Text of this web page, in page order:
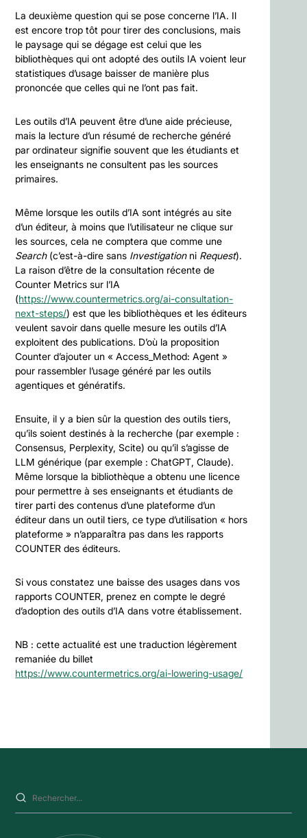
La deuxième question qui se pose concerne l’IA. Il
est encore trop tôt pour tirer des conclusions, mais
le paysage qui se dégage est celui que les
bibliothèques qui ont adopté des outils IA voient leur
statistiques d’usage baisser de manière plus
prononcée que celles qui ne l’ont pas fait.
Les outils d’IA peuvent être d’une aide précieuse,
mais la lecture d’un résumé de recherche généré
par ordinateur signifie souvent que les étudiants et
les enseignants ne consultent pas les sources
primaires.
Même lorsque les outils d’IA sont intégrés au site
d’un éditeur, à moins que l’utilisateur ne clique sur
les sources, cela ne comptera que comme une
Search(c’est-à-dire sans Investigationni Request).
La raison d’être de la consultation récente de
Counter Metrics sur l’IA
(https://www.countermetrics.org/ai-consultation-
next-steps/) est que les bibliothèques et les éditeurs
veulent savoir dans quelle mesure les outils d’IA
exploitent des publications. D’où la proposition
Counter d’ajouter un « Access_Method: Agent »
pour rassembler l’usage généré par les outils
agentiques et génératifs.
Ensuite, il y a bien sûr la question des outils tiers,
qu’ils soient destinés à la recherche (par exemple :
Consensus, Perplexity, Scite) ou qu’il s’agisse de
LLM générique (par exemple : ChatGPT, Claude).
Même lorsque la bibliothèque a obtenu une licence
pour permettre à ses enseignants et étudiants de
tirer parti des contenus d’une plateforme d’un
éditeur dans un outil tiers, ce type d’utilisation « hors
plateforme » n’apparaîtra pas dans les rapports
COUNTER des éditeurs.
Si vous constatez une baisse des usages dans vos
rapports COUNTER, prenez en compte le degré
d’adoption des outils d’IA dans votre établissement.
NB : cette actualité est une traduction légèrement
remaniée du billet
https://www.countermetrics.org/ai-lowering-usage/